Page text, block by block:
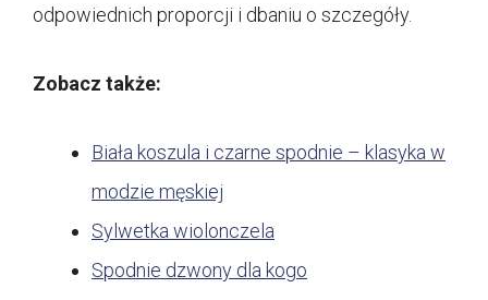
odpowiednich proporcji i dbaniu o szczegóły.
Zobacz także:
Biała koszula i czarne spodnie – klasyka w
modzie męskiej
Sylwetka wiolonczela
Spodnie dzwony dla kogo